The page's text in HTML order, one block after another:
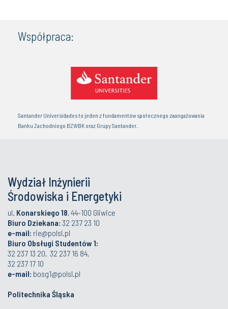
Współpraca:
Santander Universidades to jeden z fundamentów społecznego zaangażowania
Banku Zachodniego BZWBK oraz Grupy Santander.
Wydział Inżynierii
Środowiska i Energetyki
ul. Konarskiego 18, 44-100 Gliwice
Biuro Dziekana: 32 237 23 10
e-mail: rie@polsl.pl
Biuro Obsługi Studentów 1:
32 237 13 20, 32 237 16 84,
32 237 17 10
e-mail: bosg1@polsl.pl
Politechnika Śląska